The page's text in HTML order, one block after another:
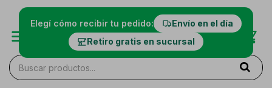
Elegí cómo recibir tu pedido:
Envío en el día
Retiro gratis en sucursal